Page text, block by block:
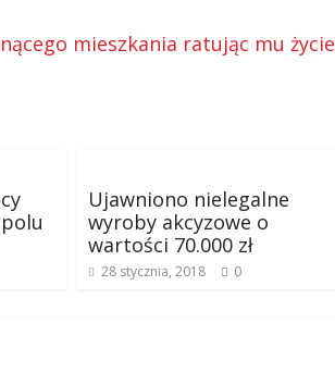
mieszkania ratując mu życie
Ujawniono nielegalne
wyroby akcyzowe o
wartości 70.000 zł
28 stycznia, 2018 0